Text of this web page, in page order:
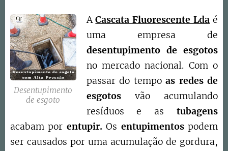
Desentupimento
de esgoto
ACascata Fluorescente Lda é
uma empresa de
desentupimento de esgotos
no mercado nacional. Com o
passar do tempoas redes de
esgotosvão acumulando
resíduos e as tubagens
acabam por entupir. Os entupimentospodem
ser causados por uma acumulação de gordura,